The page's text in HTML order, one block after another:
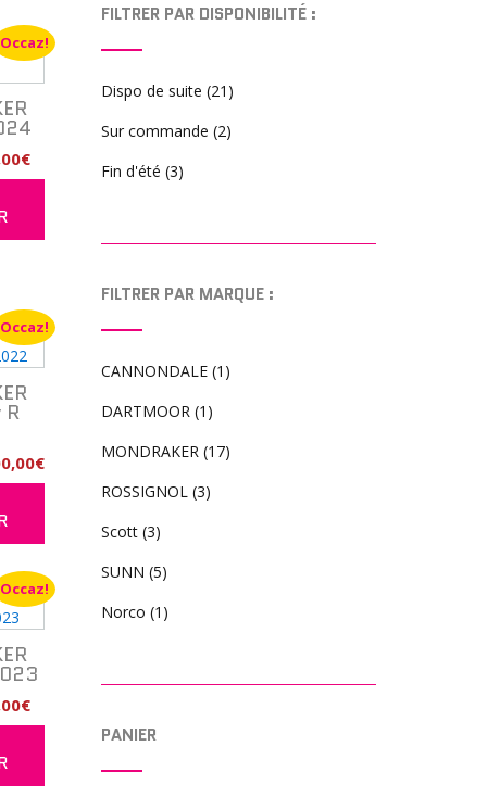
400,00€.
Occaz!
€Le
prix
Occaz!
R
€Le
prix
000,00€.
Occaz!
€Le
prix
FILTRER PAR DISPONIBILITÉ :
Dispo de suite (21)
Sur commande (2)
Fin d'été (3)
FILTRER PAR MARQUE :
CANNONDALE (1)
DARTMOOR (1)
MONDRAKER (17)
ROSSIGNOL (3)
Scott (3)
SUNN (5)
Norco (1)
PANIER